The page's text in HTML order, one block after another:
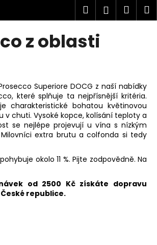
Hledat
z oblasti
Superiore DOCG z naší nabídky
které splňuje ta nejpřísnější kritéria.
charakteristické bohatou květinovou
v chuti. Vysoké kopce, kolísání teploty a
se nejlépe projevují u vína s nízkým
extra brutu a colfonda si tedy
okolo 11 %. Pijte zodpovědně. Na
od 2500 Kč získáte dopravu
republice.